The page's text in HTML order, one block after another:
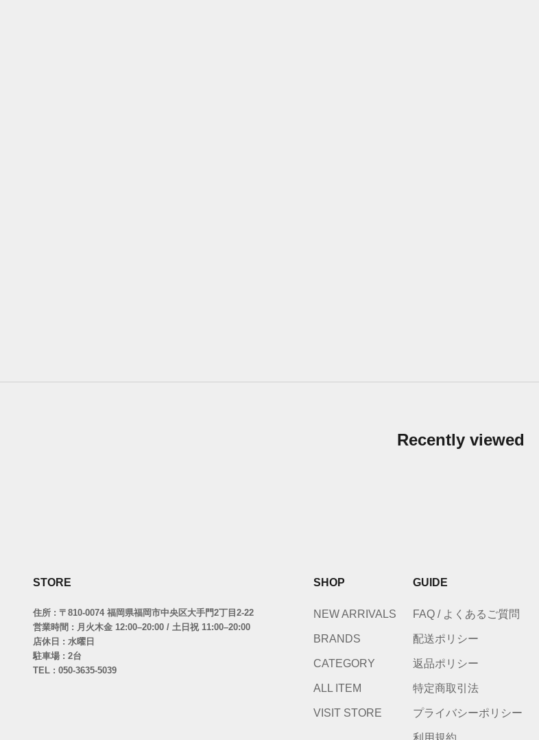
Recently viewed
STORE
住所 : 〒810-0074 福岡県福岡市中央区大手門2丁目2-22
営業時間 : 月火木金 12:00–20:00 / 土日祝 11:00–20:00
店休日 : 水曜日
駐車場 : 2台
TEL : 050-3635-5039
SHOP
NEW ARRIVALS
BRANDS
CATEGORY
ALL ITEM
VISIT STORE
GUIDE
FAQ / よくあるご質問
配送ポリシー
返品ポリシー
特定商取引法
プライバシーポリシー
利用規約